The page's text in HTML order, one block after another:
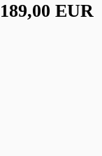
189,00 EUR